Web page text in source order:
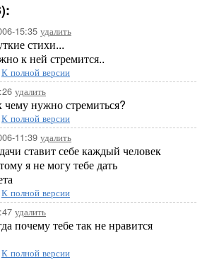
15:35 удалить
стихи...
к ней стремится..
К полной версии
удалить
чему нужно стремиться?
К полной версии
11:39 удалить
ставит себе каждый человек
я не могу тебе дать
К полной версии
удалить
почему тебе так не нравится
К полной версии